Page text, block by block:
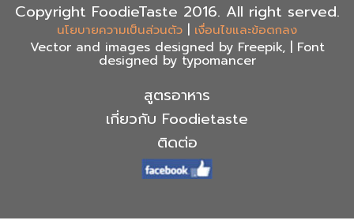
Copyright FoodieTaste 2016. All right served.
นโยบายความเป็นส่วนตัว | เงื่อนไขและข้อตกลง
Vector and images designed by Freepik, | Font
designed by typomancer
สูตรอาหาร
เกี่ยวกับ Foodietaste
ติดต่อ